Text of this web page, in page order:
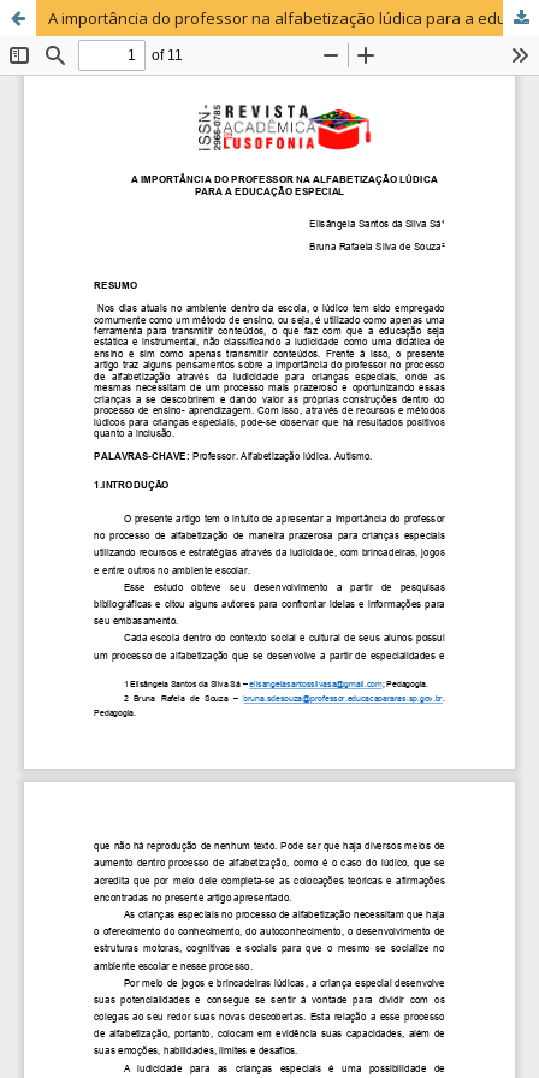
A importância do professor na alfabetização lúdica para a educação especial